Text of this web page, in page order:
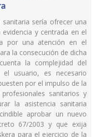
sería ofrecer una
y centrada en el
por una atención en el
la consecución de dicha
la complejidad del
usuario, es necesario
por el impulso de la
sanitarios y
la asistencia sanitaria
aprobar un nuevo
67/2003 y que exija
para el ejercicio de la